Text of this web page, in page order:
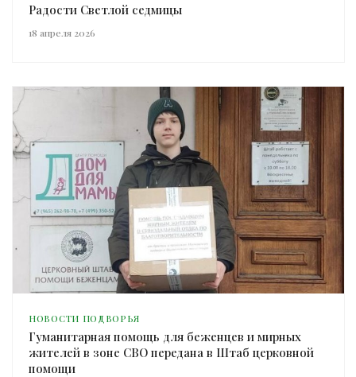
Радости Светлой седмицы
18 апреля 2026
НОВОСТИ ПОДВОРЬЯ
Гуманитарная помощь для беженцев и мирных
жителей в зоне СВО передана в Штаб церковной
помощи